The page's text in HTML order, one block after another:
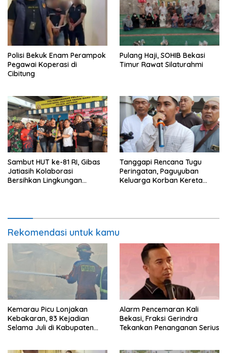
Polisi Bekuk Enam Perampok
Pegawai Koperasi di
Cibitung
Pulang Haji, SOHIB Bekasi
Timur Rawat Silaturahmi
Sambut HUT ke-81 RI, Gibas
Jatiasih Kolaborasi
Bersihkan Lingkungan
Tanggapi Rencana Tugu
Peringatan, Paguyuban
Keluarga Korban Kereta
Rekomendasi untuk kamu
Kemarau Picu Lonjakan
Kebakaran, 83 Kejadian
Selama Juli di Kabupaten
Alarm Pencemaran Kali
Bekasi, Fraksi Gerindra
Tekankan Penanganan Serius